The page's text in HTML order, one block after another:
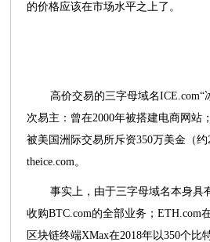
的价格应该在市场水平之上了。
高价交易的三字母域名
次易主：曾在2000年被搭建电商网站
被美国洲际交易所斥资350万美金（
theice.com。
事实上，由于三字母域名本身具
收购BTC.com的全部业务；ETH.com
区块链终端XMax在2018年以350个